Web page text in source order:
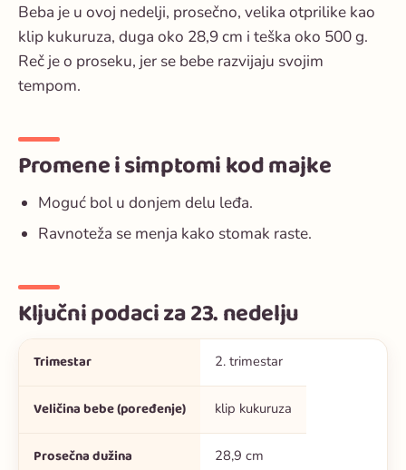
Beba je u ovoj nedelji, prosečno, velika otprilike kao
klip kukuruza, duga oko 28,9 cm i teška oko 500 g.
Reč je o proseku, jer se bebe razvijaju svojim
tempom.
Promene i simptomi kod majke
Moguć bol u donjem delu leđa.
Ravnoteža se menja kako stomak raste.
Ključni podaci za 23. nedelju
Trimestar 2. trimestar
Veličina bebe (poređenje) klip kukuruza
Prosečna dužina 28,9 cm